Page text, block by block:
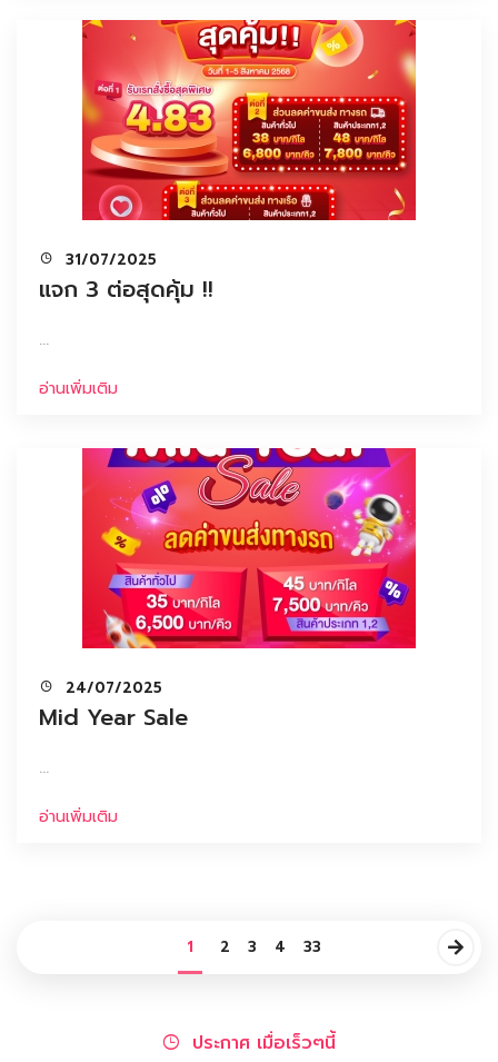
31/07/2025
แจก 3 ต่อสุดคุ้ม !!
...
อ่านเพิ่มเติม
24/07/2025
Mid Year Sale
...
อ่านเพิ่มเติม
1 2 3 4 33
ประกาศ เมื่อเร็วๆนี้